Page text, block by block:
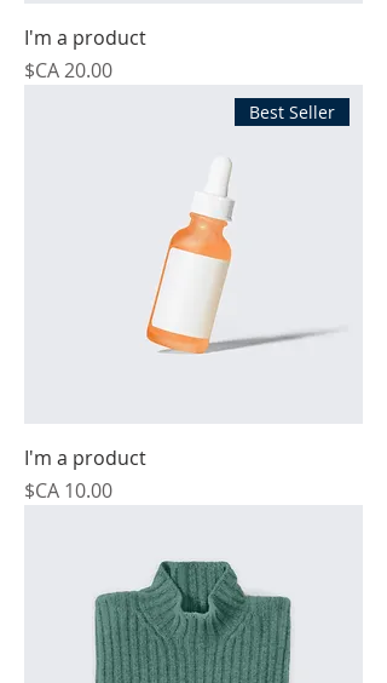
I'm a product
السعر
Best Seller
I'm a product
السعر